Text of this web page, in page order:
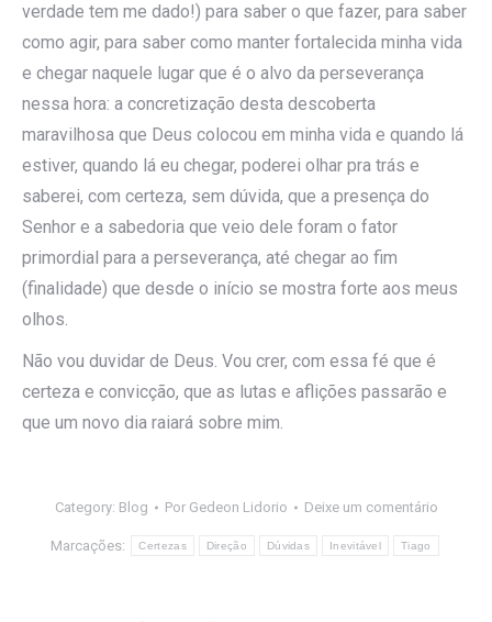
verdade tem me dado!) para saber o que fazer, para saber
como agir, para saber como manter fortalecida minha vida
e chegar naquele lugar que é o alvo da perseverança
nessa hora: a concretização desta descoberta
maravilhosa que Deus colocou em minha vida e quando lá
estiver, quando lá eu chegar, poderei olhar pra trás e
saberei, com certeza, sem dúvida, que a presença do
Senhor e a sabedoria que veio dele foram o fator
primordial para a perseverança, até chegar ao fim
(finalidade) que desde o início se mostra forte aos meus
olhos.
Não vou duvidar de Deus. Vou crer, com essa fé que é
certeza e convicção, que as lutas e aflições passarão e
que um novo dia raiará sobre mim.
Category: Blog Por Gedeon Lidorio Deixe um comentário
Marcações: Certezas Direção Dúvidas Inevitável Tiago